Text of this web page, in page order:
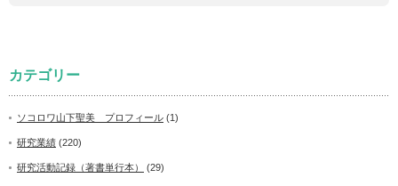
カテゴリー
ソコロワ山下聖美 プロフィール (1)
研究業績 (220)
研究活動記録（著書単行本） (29)